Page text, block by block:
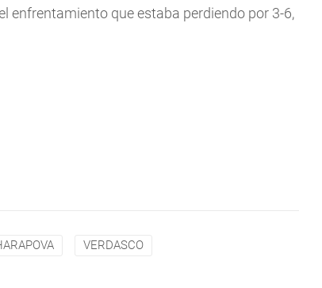
enfrentamiento que estaba perdiendo por 3-6,
VERDASCO